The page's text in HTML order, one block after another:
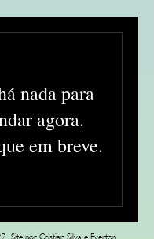
nada para
agora.
em breve.
. Site por Cristian Silva e Everton